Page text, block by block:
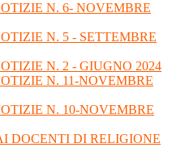
N. 6- NOVEMBRE
N. 5 - SETTEMBRE
N. 2 - GIUGNO 2024
N. 11-NOVEMBRE
N. 10-NOVEMBRE
DOCENTI DI RELIGIONE